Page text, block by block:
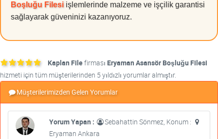
Boşluğu Filesi işlemlerinde malzeme ve işçilik garantisi
sağlayarak güveninizi kazanıyoruz.
Kaplan Filefirması Eryaman Asansör Boşluğu Filesi
hizmeti için tüm müşterilerinden 5 yıldızlı yorumlar almıştır.
Müşterilerimizden Gelen Yorumlar
Yorum Yapan :
Sebahattin Sönmez, Konum :
Eryaman Ankara